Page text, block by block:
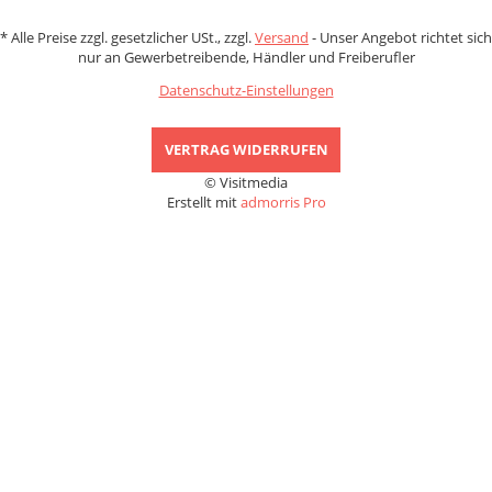
*Alle Preise zzgl. gesetzlicher USt., zzgl.Versand - Unser Angebot richtet sich
nur an Gewerbetreibende, Händler und Freiberufler
Datenschutz-Einstellungen
VERTRAG WIDERRUFEN
© Visitmedia
Erstellt mitadmorris Pro